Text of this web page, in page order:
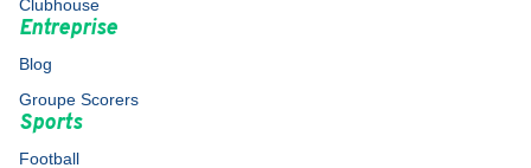
Clubhouse
Entreprise
Blog
Groupe Scorers
Sports
Football